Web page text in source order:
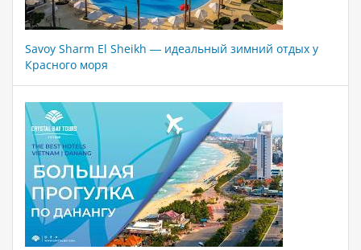
Savoy Sharm El Sheikh — идеальный зимний отдых у
Красного моря